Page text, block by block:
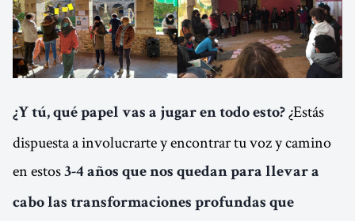
¿Y tú, qué papel vas a jugar en todo esto? ¿Estás
dispuesta a involucrarte y encontrar tu voz y camino
en estos 3-4 años que nos quedan para llevar a
cabo las transformaciones profundas que